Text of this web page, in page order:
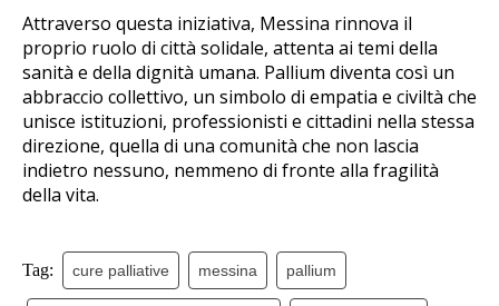
Attraverso questa iniziativa, Messina rinnova il
proprio ruolo di città solidale, attenta ai temi della
sanità e della dignità umana. Pallium diventa così un
abbraccio collettivo, un simbolo di empatia e civiltà che
unisce istituzioni, professionisti e cittadini nella stessa
direzione, quella di una comunità che non lascia
indietro nessuno, nemmeno di fronte alla fragilità
della vita.
Tag: cure palliative messina pallium